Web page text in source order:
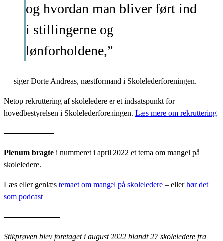
og hvordan man bliver ført ind
i stillingerne og
lønforholdene,”
— siger Dorte Andreas, næstformand i Skolelederforeningen.
Netop rekruttering af skoleledere er et indsatspunkt for
hovedbestyrelsen i Skolelederforeningen. Læs mere om rekruttering
——————-
Plenum bragte i nummeret i april 2022 et tema om mangel på
skoleledere.
Læs eller genlæs temaet om mangel på skoleledere – ellerhør det
som podcast
———————
Stikprøven blev foretaget i august 2022 blandt 27 skoleledere fra